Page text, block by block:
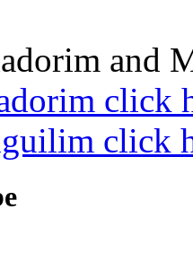
and
click
click